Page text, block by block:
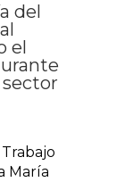
del
el
María